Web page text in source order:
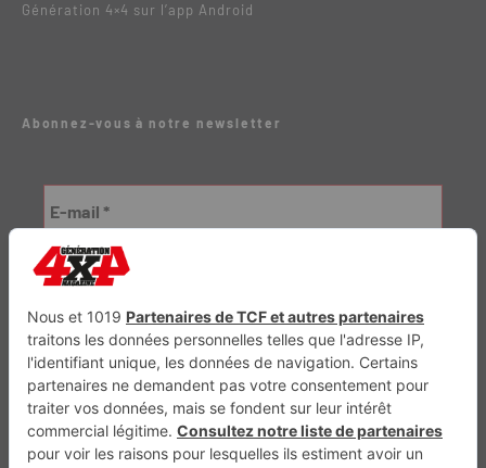
Génération 4×4 sur l’app Android
Abonnez-vous à notre newsletter
Génération Electrique Génération Sans Permis VTTAE.fr FullAttack